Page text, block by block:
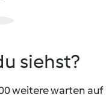
siehst?
weitere warten auf